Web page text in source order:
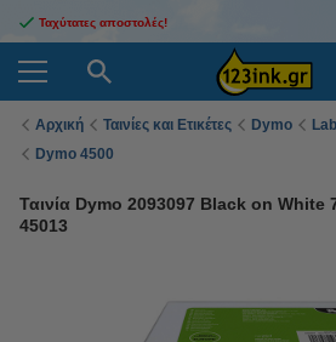
Ταχύτατες αποστολές!
Αρχική Ταινίες και Ετικέτες Dymo
Dymo 4500
Ταινία Dymo 2093097 Black on White
45013